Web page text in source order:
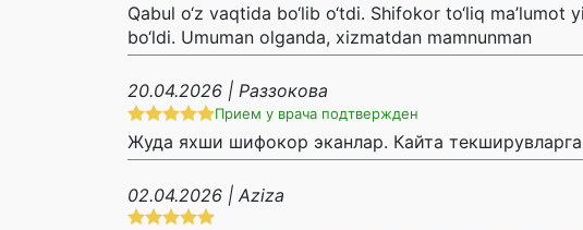
Qabul o‘z vaqtida bo‘lib o‘tdi. Shifokor to‘liq
bo‘ldi. Umuman olganda, xizmatdan mamnunman
20.04.2026 | Раззокова
Прием у врача подтвержден
Жуда яхши шифокор эканлар. Кайта
02.04.2026 | Aziza